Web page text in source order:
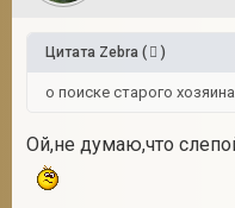
Цитата Zebra ( )
о поиске старого хозяина
Ой,не думаю,что